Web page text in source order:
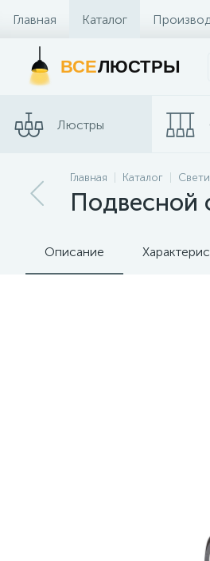
Главная Каталог
Контакты и Магазины
ВСЕЛЮСТРЫ
Люстры
Споты
Главная Каталог
Подвесной
Описание